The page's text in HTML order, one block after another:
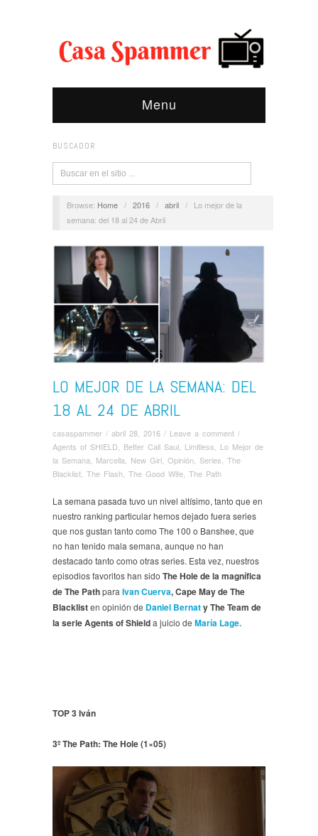
Menu
BUSCADOR
Browse: Home / 2016 / abril /
Lo mejor de la
semana: del 18 al 24 de Abril
LO MEJOR DE LA SEMANA: DEL
18 AL 24 DE ABRIL
casaspammer / abril 28, 2016 / Leave a comment /
Agents of SHIELD, Better Call Saul, Limitless, Lo Mejor de
la Semana, Marcella, New Girl, Opinión, Series, The
Blacklist, The Flash, The Good Wife, The Path
La semana pasada tuvo un nivel altísimo, tanto que en
nuestro ranking particular hemos dejado fuera series
que nos gustan tanto como The 100 o Banshee, que
no han tenido mala semana, aunque no han
destacado tanto como otras series. Esta vez, nuestros
episodios favoritos han sido The Hole de la magnífica
de The PathparaIvan Cuerva,Cape May deThe
Blacklisten opinión de Daniel Bernaty The Team de
la serie Agents of Shielda juicio de María Lage.
TOP 3 Iván
3º The Path: The Hole (1×05)